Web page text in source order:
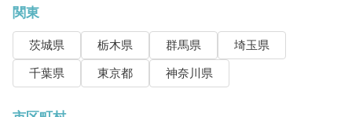
関東
茨城県 栃木県 群馬県
埼玉県
千葉県
東京都 神奈川県